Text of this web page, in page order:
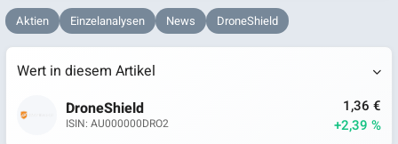
Aktien Einzelanalysen News DroneShield
Wert in diesem Artikel
DroneShield
ISIN: AU000000DRO2
1,36 €
+2,39 %